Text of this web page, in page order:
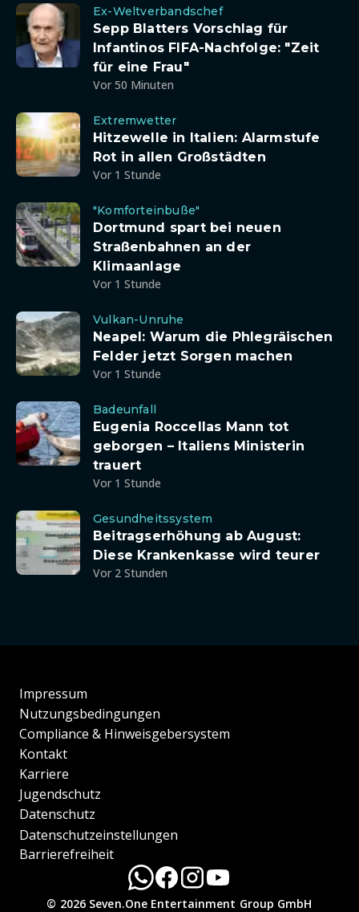
Ex-Weltverbandschef
Sepp Blatters Vorschlag für
Infantinos FIFA-Nachfolge: "Zeit
für eine Frau"
Vor 50 Minuten
Extremwetter
Hitzewelle in Italien: Alarmstufe
Rot in allen Großstädten
Vor 1 Stunde
"Komforteinbuße"
Dortmund spart bei neuen
Straßenbahnen an der
Klimaanlage
Vor 1 Stunde
Vulkan-Unruhe
Neapel: Warum die Phlegräischen
Felder jetzt Sorgen machen
Vor 1 Stunde
Badeunfall
Eugenia Roccellas Mann tot
geborgen – Italiens Ministerin
trauert
Vor 1 Stunde
Gesundheitssystem
Beitragserhöhung ab August:
Diese Krankenkasse wird teurer
Vor 2 Stunden
Impressum
Nutzungsbedingungen
Compliance & Hinweisgebersystem
Kontakt
Karriere
Jugendschutz
Datenschutz
Datenschutzeinstellungen
Barrierefreiheit
© 2026 Seven.One Entertainment Group GmbH